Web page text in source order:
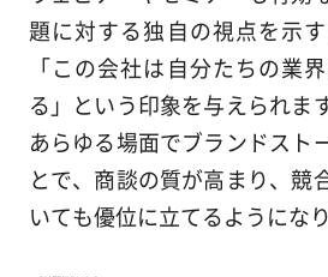
題に対する独自の視点を示
「この会社は自分たちの業
る」という印象を与えられま
あらゆる場面でブランドスト
とで、商談の質が高まり、競
いても優位に立てるようになり